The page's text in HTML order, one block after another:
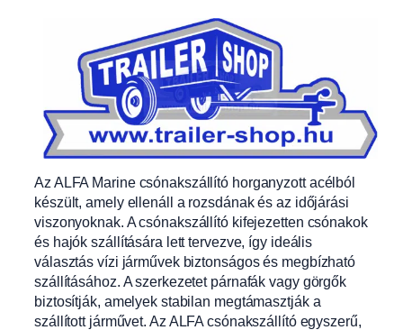
Az ALFA Marine csónakszállító horganyzott acélból
készült, amely ellenáll a rozsdának és az időjárási
viszonyoknak. A csónakszállító kifejezetten csónakok
és hajók szállítására lett tervezve, így ideális
választás vízi járművek biztonságos és megbízható
szállításához. A szerkezetet párnafák vagy görgők
biztosítják, amelyek stabilan megtámasztják a
szállított járművet. Az ALFA csónakszállító egyszerű,